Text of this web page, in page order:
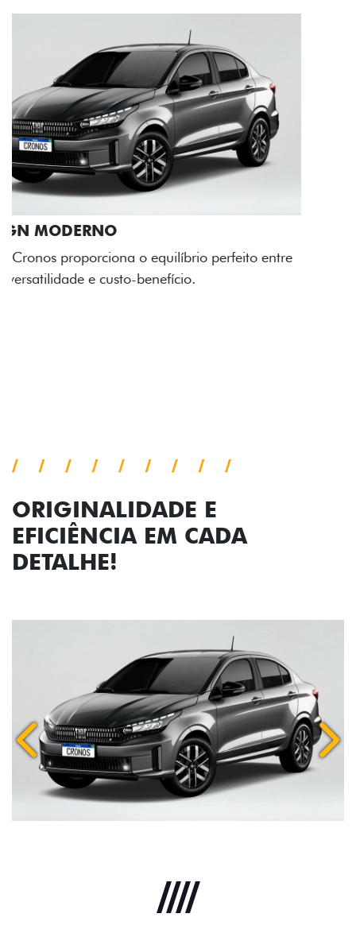
RODAS DE LIGA-LEVE
As rodas de liga leve com desenho dinâmico e
acabamento diamantado elevam o estilo do Fiat
ORIGINALIDADE E
EFICIÊNCIA EM CADA
DETALHE!
Anterior